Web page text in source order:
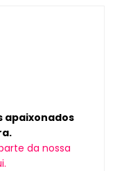
apaixonados
da nossa